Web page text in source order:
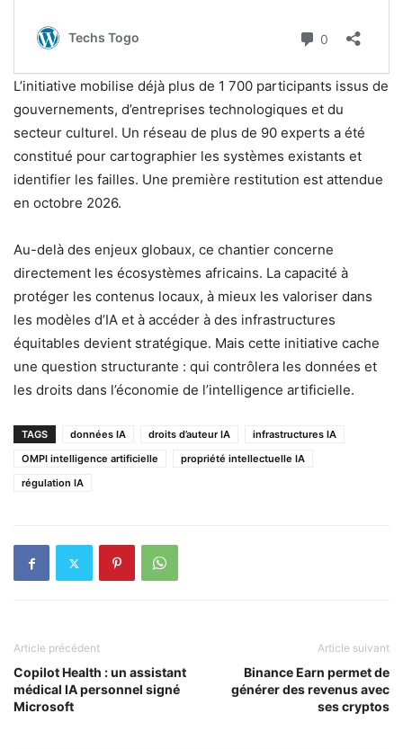
L’initiative mobilise déjà plus de 1 700 participants issus de
gouvernements, d’entreprises technologiques et du
secteur culturel. Un réseau de plus de 90 experts a été
constitué pour cartographier les systèmes existants et
identifier les failles. Une première restitution est attendue
en octobre 2026.
Au-delà des enjeux globaux, ce chantier concerne
directement les écosystèmes africains. La capacité à
protéger les contenus locaux, à mieux les valoriser dans
les modèles d’IA et à accéder à des infrastructures
équitables devient stratégique. Mais cette initiative cache
une question structurante : qui contrôlera les données et
les droits dans l’économie de l’intelligence artificielle.
TAGS données IA droits d’auteur IA
infrastructures IA
OMPI intelligence artificielle
propriété intellectuelle IA
régulation IA
Article précédent
Copilot Health : un assistant
médical IA personnel signé
Microsoft
Article suivant
Binance Earn permet de
générer des revenus avec
ses cryptos